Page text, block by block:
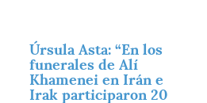
Úrsula Asta: “En los
funerales de Alí
Khamenei en Irán e
Irak participaron 20